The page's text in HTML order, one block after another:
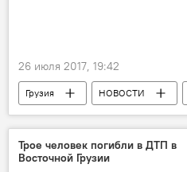
26 июля 2017, 19:42
Грузия НОВОСТИ
Леонид Черновецкий
Главная прокуратура Грузии
Прокуратура Киева
Трое человек погибли в ДТП в
Восточной Грузии